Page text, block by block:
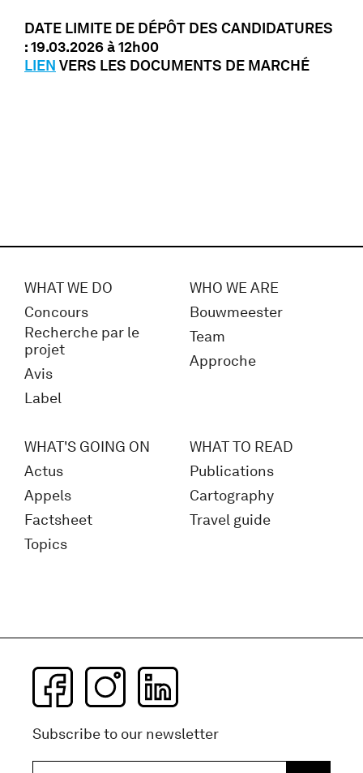
DATE LIMITE DE DÉPÔT DES CANDIDATURES
: 19.03.2026 à 12h00
LIEN VERS LES DOCUMENTS DE MARCHÉ
WHAT WE DO
Concours
Recherche par le
projet
Avis
Label
WHO WE ARE
Bouwmeester
Team
Approche
WHAT'S GOING ON
Actus
Appels
Factsheet
Topics
WHAT TO READ
Publications
Cartography
Travel guide
Subscribe to our newsletter